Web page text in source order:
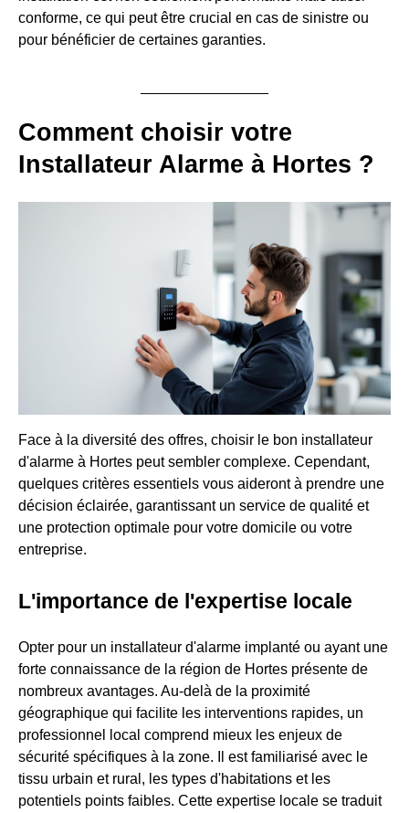
conforme, ce qui peut être crucial en cas de sinistre ou
pour bénéficier de certaines garanties.
Comment choisir votre
Installateur Alarme à Hortes ?
Face à la diversité des offres, choisir le bon installateur
d'alarme à Hortes peut sembler complexe. Cependant,
quelques critères essentiels vous aideront à prendre une
décision éclairée, garantissant un service de qualité et
une protection optimale pour votre domicile ou votre
entreprise.
L'importance de l'expertise locale
Opter pour un installateur d'alarme implanté ou ayant une
forte connaissance de la région de Hortes présente de
nombreux avantages. Au-delà de la proximité
géographique qui facilite les interventions rapides, un
professionnel local comprend mieux les enjeux de
sécurité spécifiques à la zone. Il est familiarisé avec le
tissu urbain et rural, les types d'habitations et les
potentiels points faibles. Cette expertise locale se traduit